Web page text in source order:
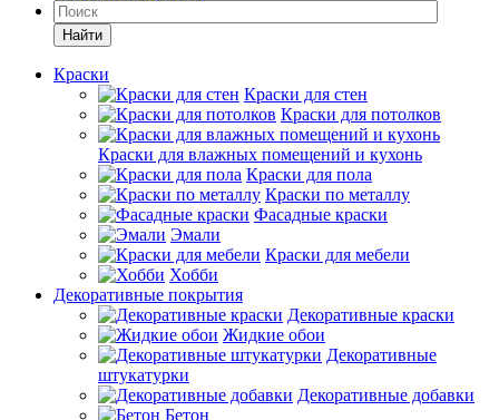
Найти
Краски
Краски для стен
Краски для потолков
Краски для влажных помещений и кухонь
Краски для пола
Краски по металлу
Фасадные краски
Эмали
Краски для мебели
Хобби
Декоративные покрытия
Декоративные краски
Жидкие обои
Декоративные
штукатурки
Декоративные добавки
Бетон